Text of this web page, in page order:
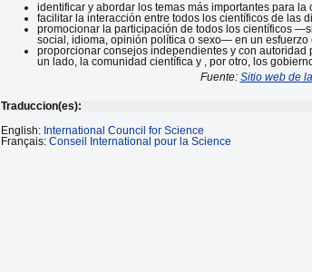
identificar y abordar los temas más importantes para la
facilitar la interacción entre todos los científicos de las
promocionar la participación de todos los científicos
social, idioma, opinión política o sexo— en un esfuerzo
proporcionar consejos independientes y con
un lado, la comunidad científica y , por otro, los
Fuente: Sitio web de
Traduccion(es):
English: International Council for Science
Français: Conseil International pour la Science